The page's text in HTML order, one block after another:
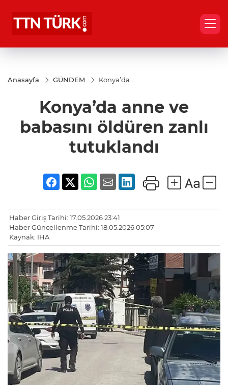
Anasayfa GÜNDEM
Konya’da
öldüren
zanlı
tutuklandı
Konya’da anne ve
babasını öldüren zanlı
tutuklandı
Haber Giriş Tarihi: 17.05.2026 23:41
Haber Güncellenme Tarihi: 18.05.2026 05:07
Kaynak: İHA